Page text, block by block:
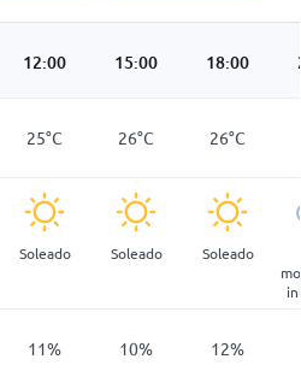
12:00 15:00 18:00
25°C 26°C 26°C
Soleado Soleado Soleado
11% 10% 12%